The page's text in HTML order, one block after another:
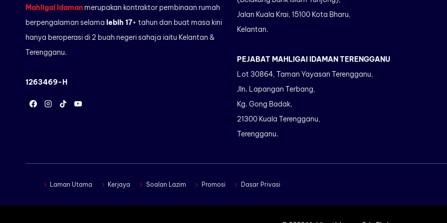
2026
Mahligai Idaman merupakan kontraktor pembinaan rumah
berpengalaman selama lebih 17+ tahun dan buat masa kini
hanya beroperasi di 2 buah negeri sahaja iaitu Kelantan &
Terengganu.
1263469-H
Jalan Kuala Krai, 15100 Kota Bharu,
Kelantan.
PEJABAT MAHLIGAI IDAMAN TERENGGANU
Lot 30864, Taman Yayasan Terengganu,
Jln. Lapangan Terbang,
Kg. Gong Badak,
21300 Kuala Terengganu,
Terengganu.
Laman Utama Kerjaya Soalan Lazim Promosi Dasar Privasi